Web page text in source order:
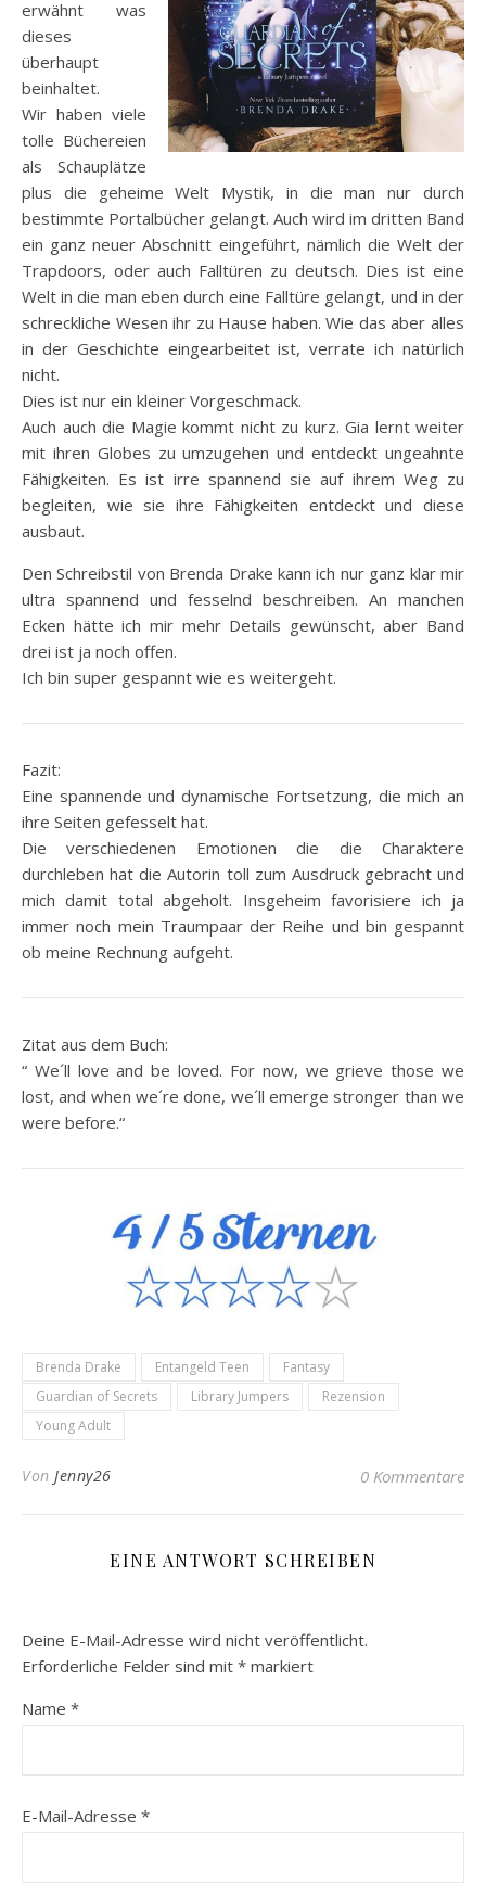
erwähnt was
dieses
überhaupt
beinhaltet.
Wir haben viele
tolle Büchereien
als Schauplätze
plus die geheime Welt Mystik, in die man nur durch
bestimmte Portalbücher gelangt. Auch wird im dritten Band
ein ganz neuer Abschnitt eingeführt, nämlich die Welt der
Trapdoors, oder auch Falltüren zu deutsch. Dies ist eine
Welt in die man eben durch eine Falltüre gelangt, und in der
schreckliche Wesen ihr zu Hause haben. Wie das aber alles
in der Geschichte eingearbeitet ist, verrate ich natürlich
nicht.
Dies ist nur ein kleiner Vorgeschmack.
Auch auch die Magie kommt nicht zu kurz. Gia lernt weiter
mit ihren Globes zu umzugehen und entdeckt ungeahnte
Fähigkeiten. Es ist irre spannend sie auf ihrem Weg zu
begleiten, wie sie ihre Fähigkeiten entdeckt und diese
ausbaut.
Den Schreibstil von Brenda Drake kann ich nur ganz klar mir
ultra spannend und fesselnd beschreiben. An manchen
Ecken hätte ich mir mehr Details gewünscht, aber Band
drei ist ja noch offen.
Ich bin super gespannt wie es weitergeht.
Fazit:
Eine spannende und dynamische Fortsetzung, die mich an
ihre Seiten gefesselt hat.
Die verschiedenen Emotionen die die Charaktere
durchleben hat die Autorin toll zum Ausdruck gebracht und
mich damit total abgeholt. Insgeheim favorisiere ich ja
immer noch mein Traumpaar der Reihe und bin gespannt
ob meine Rechnung aufgeht.
Zitat aus dem Buch:
“ We´ll love and be loved. For now, we grieve those we
lost, and when we´re done, we´ll emerge stronger than we
were before.“
Brenda Drake Entangeld Teen
Fantasy
Guardian of Secrets
Library Jumpers
Rezension
Young Adult
Von Jenny26 0 Kommentare
EINE ANTWORT SCHREIBEN
Deine E-Mail-Adresse wird nicht veröffentlicht.
Erforderliche Felder sind mit * markiert
Name *
E-Mail-Adresse *